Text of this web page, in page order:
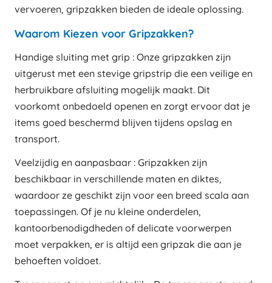
vervoeren, gripzakken bieden de ideale oplossing.
Waarom Kiezen voor Gripzakken?
Handige sluiting met grip : Onze gripzakken zijn
uitgerust met een stevige gripstrip die een veilige en
herbruikbare afsluiting mogelijk maakt. Dit
voorkomt onbedoeld openen en zorgt ervoor dat je
items goed beschermd blijven tijdens opslag en
transport.
Veelzijdig en aanpasbaar : Gripzakken zijn
beschikbaar in verschillende maten en diktes,
waardoor ze geschikt zijn voor een breed scala aan
toepassingen. Of je nu kleine onderdelen,
kantoorbenodigdheden of delicate voorwerpen
moet verpakken, er is altijd een gripzak die aan je
behoeften voldoet.